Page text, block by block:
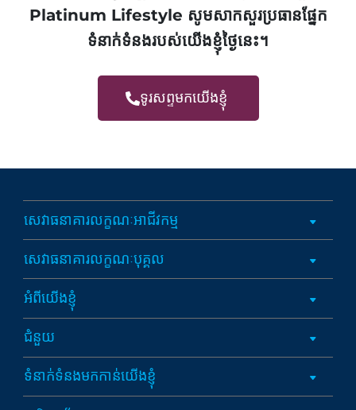
Platinum Lifestyle សូមសាកសួរប្រធានផ្នែក
ទំនាក់ទំនងរបស់យើងខ្ញុំថ្ងៃនេះ។
ទូរសព្ទមកយើងខ្ញុំ
សេវាធនាគារលក្ខណៈអាជីវកម្ម
សេវាធនាគារលក្ខណៈបុគ្គល
អំពីយើងខ្ញុំ
ជំនួយ
ទំនាក់ទំនងមកកាន់យើងខ្ញុំ